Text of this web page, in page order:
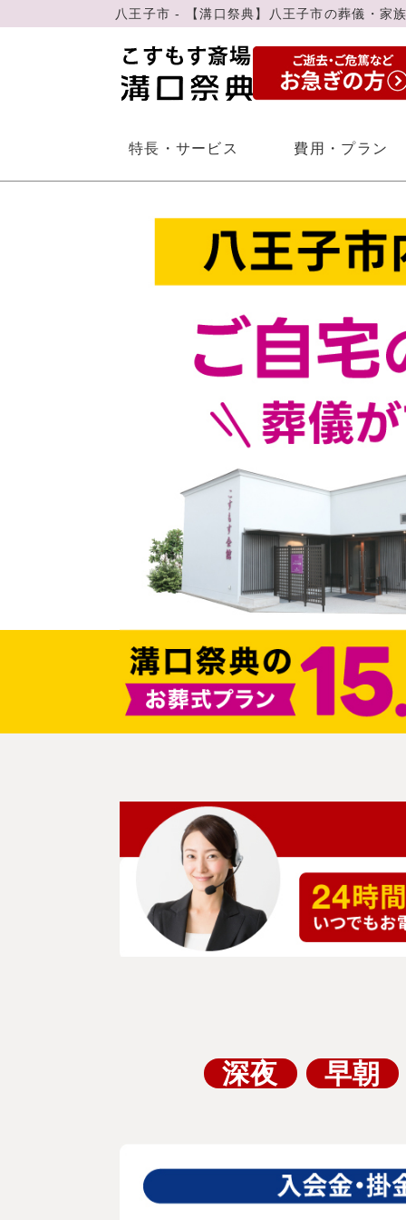
八王子市 - 【溝口祭典】八王子市の葬儀・家
特長・サービス
6つの特長
費用・プラン
直葬
家族葬
こすもす斎場
ご葬儀・家族葬の流れ よく
会社概要
会報誌「こもれび」
深夜 早朝